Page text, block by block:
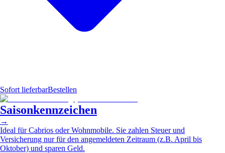
Sofort lieferbarBestellen
Saisonkennzeichen
→
Ideal für Cabrios oder Wohnmobile. Sie zahlen Steuer und
Versicherung nur für den angemeldeten Zeitraum (z.B. April bis
Oktober) und sparen Geld.